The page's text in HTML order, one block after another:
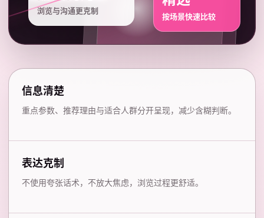
浏览与沟通更克制
按场景快速比较
信息清楚
重点参数、推荐理由与适合人群分开呈现，减少含糊判断。
表达克制
不使用夸张话术，不放大焦虑，浏览过程更舒适。